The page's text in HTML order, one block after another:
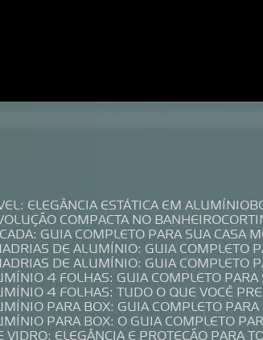
ELEGÂNCIA ESTÁTICA EM ALUMÍNIO
COMPACTA NO BANHEIRO
GUIA COMPLETO PARA SUA CASA
DE ALUMÍNIO: GUIA COMPLETO
DE ALUMÍNIO: GUIA COMPLETO
4 FOLHAS: GUIA COMPLETO PARA
4 FOLHAS: TUDO O QUE VOCÊ
PARA BOX: GUIA COMPLETO
PARA BOX: O GUIA COMPLETO
VIDRO: ELEGÂNCIA E PROTEÇÃO PARA